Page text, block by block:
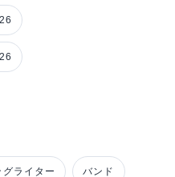
ライター バンド